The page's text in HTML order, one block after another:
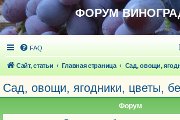
ФОРУМ
FAQ
Сайт, статьи Главная страница Сад, овощи,
Сад, овощи, ягодники, цветы,
Форум